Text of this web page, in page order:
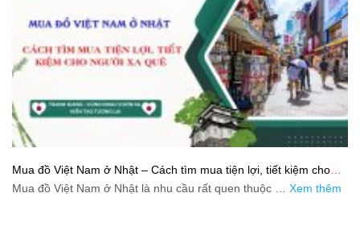
Mua đồ Việt Nam ở Nhật – Cách tìm mua tiện lợi, tiết kiệm cho
người xa quê
Mua đồ Việt Nam ở Nhật là nhu cầu rất quen thuộc … Xem thêm